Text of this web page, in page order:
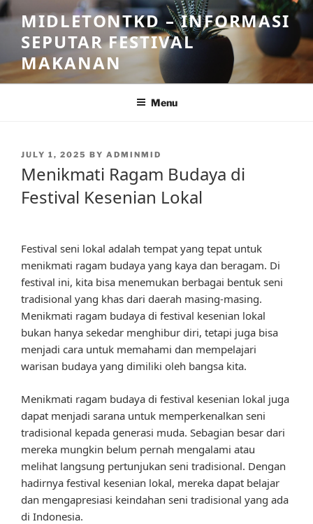
Skip
to
content
MIDLETONTKD – INFORMASI
SEPUTAR FESTIVAL
MAKANAN
Menu
POSTED
JULY 1, 2025 BY ADMINMID
Menikmati Ragam Budaya di
Festival Kesenian Lokal
Festival seni lokal adalah tempat yang tepat untuk
menikmati ragam budaya yang kaya dan beragam. Di
festival ini, kita bisa menemukan berbagai bentuk seni
tradisional yang khas dari daerah masing-masing.
Menikmati ragam budaya di festival kesenian lokal
bukan hanya sekedar menghibur diri, tetapi juga bisa
menjadi cara untuk memahami dan mempelajari
warisan budaya yang dimiliki oleh bangsa kita.
Menikmati ragam budaya di festival kesenian lokal juga
dapat menjadi sarana untuk memperkenalkan seni
tradisional kepada generasi muda. Sebagian besar dari
mereka mungkin belum pernah mengalami atau
melihat langsung pertunjukan seni tradisional. Dengan
hadirnya festival kesenian lokal, mereka dapat belajar
dan mengapresiasi keindahan seni tradisional yang ada
di Indonesia.